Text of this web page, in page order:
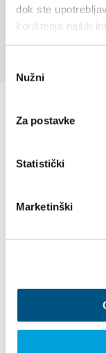
dok ste
korištenja naših
pristanka
Nužni
Za postavke
Statistički
Marketinški
21216 Kaštel Stari,